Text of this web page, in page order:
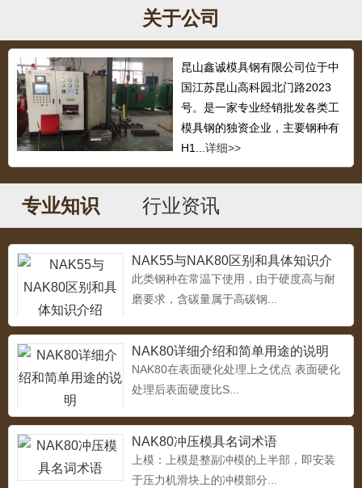
718H
...
1.2311塑胶模具钢
...
4Cr13
...
关于公司
昆山鑫诚模具钢有限公司位于中
国江苏昆山高科园北门路2023
号。是一家专业经销批发各类工
模具钢的独资企业，主要钢种有
H1...详细>>
专业知识 行业资讯
NAK55与NAK80区别和具体知识介
绍
此类钢种在常温下使用，由于硬度高与耐
磨要求，含碳量属于高碳钢...
NAK80详细介绍和简单用途的说明
NAK80在表面硬化处理上之优点 表面硬化
处理后表面硬度比S...
NAK80冲压模具名词术语
上模：上模是整副冲模的上半部，即安装
于压力机滑块上的冲模部分...